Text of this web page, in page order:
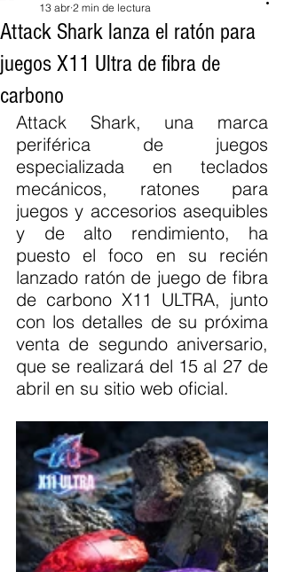
Attack Shark lanza el ratón para
juegos X11 Ultra de fibra de
carbono
13 abr 2 min de lectura
Attack Shark, una marca
periférica de juegos
especializada en teclados
mecánicos, ratones para
juegos y accesorios asequibles
y de alto rendimiento, ha
puesto el foco en su recién
lanzado ratón de juego de fibra
de carbono X11 ULTRA, junto
con los detalles de su próxima
venta de segundo aniversario,
que se realizará del 15 al 27 de
abril en su sitio web oficial.